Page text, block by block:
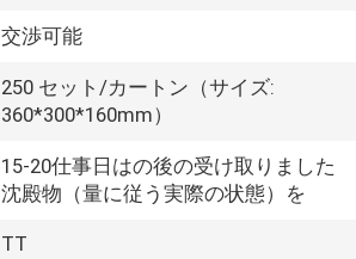
交渉可能
250 セット/カートン（サイズ:
360*300*160mm）
15-20仕事日はの後の受け取りました
沈殿物（量に従う実際の状態）を
TT